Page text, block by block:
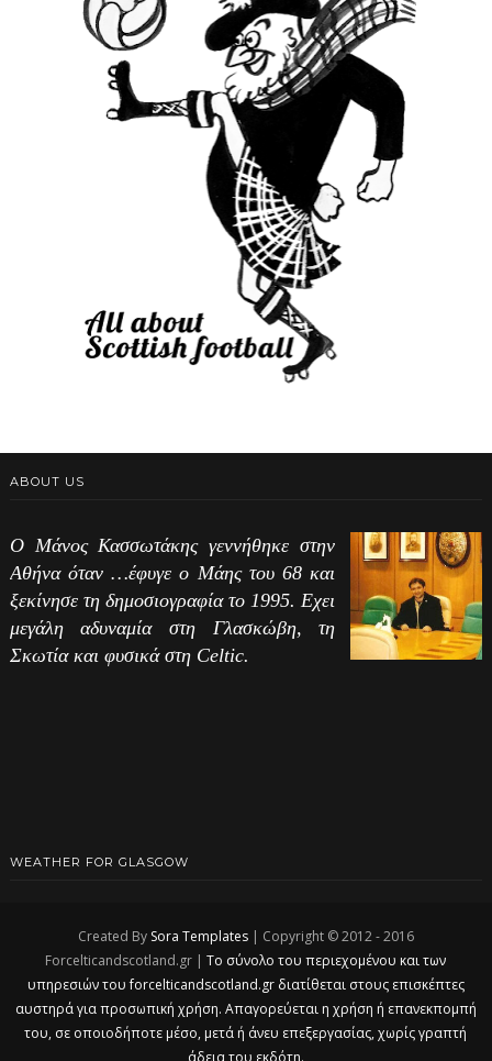
ABOUT US
Ο Μάνος Κασσωτάκης γεννήθηκε στην
Αθήνα όταν …έφυγε ο Μάης του 68 και
ξεκίνησε τη δημοσιογραφία το 1995. Εχει
μεγάλη αδυναμία στη Γλασκώβη, τη
Σκωτία και φυσικά στη Celtic.
WEATHER FOR GLASGOW
Created By Sora Templates| Copyright © 2012 - 2016
Forcelticandscotland.gr |Το σύνολο του περιεχομένου και των
υπηρεσιών του forcelticandscotland.gr διατίθεται στους επισκέπτες
αυστηρά για προσωπική χρήση. Απαγορεύεται η χρήση ή επανεκπομπή
του, σε οποιοδήποτε μέσο, μετά ή άνευ επεξεργασίας, χωρίς γραπτή
άδεια του εκδότη.